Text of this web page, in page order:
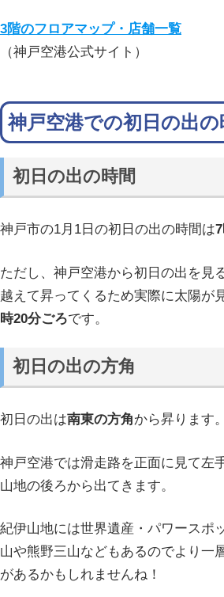
3階のフロアマップ・店舗一覧
（神戸空港公式サイト）
神戸空港での初日の出の
初日の出の時間
神戸市の1月1日の初日の出の時間は
ただし、神戸空港から初日の出を見
越えて昇ってくるため実際に太陽が
時20分ごろです。
初日の出の方角
初日の出は南東の方角から昇ります。
神戸空港では滑走路を正面に見て左
山地の後ろから出てきます。
紀伊山地には世界遺産・パワースポ
山や熊野三山などもあるのでより一
があるかもしれませんね！